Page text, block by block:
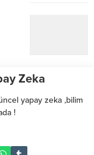
yapay zeka ,bilim
!